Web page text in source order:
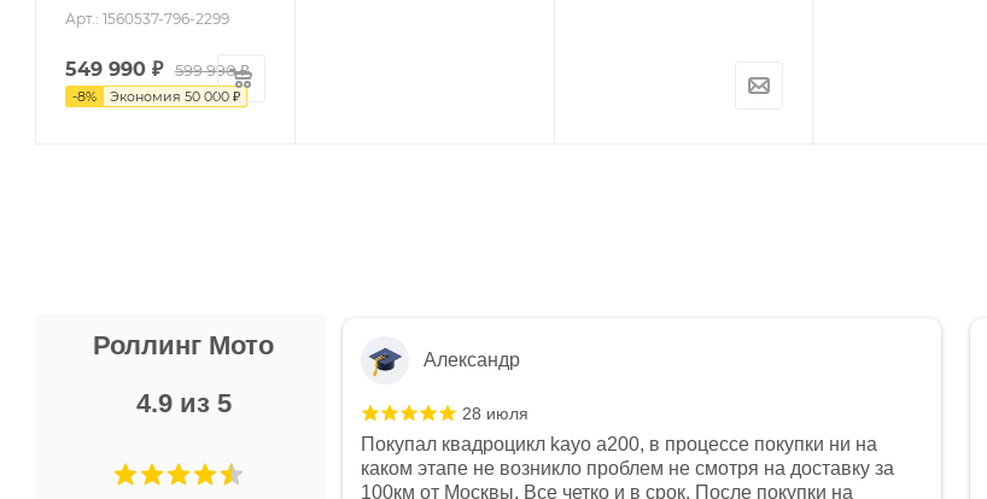
Арт.: 1560537-796-2299
549 990 ₽ 599 990 ₽
-8% Экономия 50 000 ₽
Роллинг Мото
4.9 из 5
Не понравились условия
и дают только на год)
Александр
28 июля
Покупал квадроцикл kayo a200, в процессе покупки ни на
каком этапе не возникло проблем не смотря на доставку за
100км от Москвы. Все четко и в срок. После покупки на